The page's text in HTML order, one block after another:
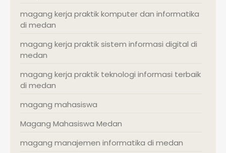
magang kerja praktik komputer dan informatika
di medan
magang kerja praktik sistem informasi digital di
medan
magang kerja praktik teknologi informasi terbaik
di medan
magang mahasiswa
Magang Mahasiswa Medan
magang manajemen informatika di medan